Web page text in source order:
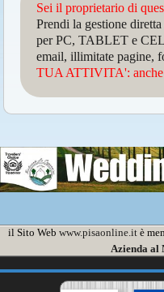
Sei il proprietario di
Prendi la gestione
per PC, TABLET e
email, illimitate pagine,
TUA ATTIVITA':
il Sito Web www.pisaonline.itè
Azienda al